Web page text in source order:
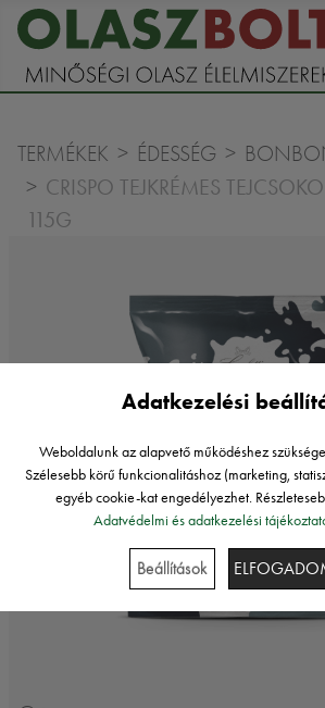
TERMÉKEK ÉDESSÉG
CRISPO TEJKRÉMES
115G
Adatkezelési
Weboldalunk az alapvető működéshez
Szélesebb körű funkcionalitáshoz (marketing,
egyéb cookie-kat engedélyezhet.
Adatvédelmi és adatkezelési
Beállítások